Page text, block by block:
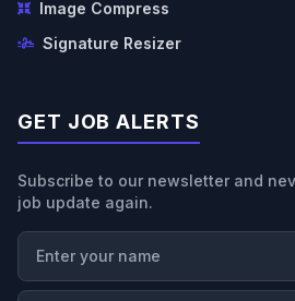
Image Compress
Signature Resizer
GET JOB ALERTS
Subscribe to our newsletter and
job update again.